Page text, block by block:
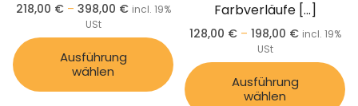
218,00 € – 398,00 € incl. 19%
USt
Ausführung
wählen
Farbverläufe[…]
128,00 € – 198,00 € incl. 19%
USt
Ausführung
wählen